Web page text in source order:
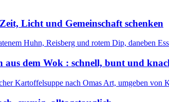
Licht und Gemeinschaft schenken
aus dem Wok : schnell, bunt und